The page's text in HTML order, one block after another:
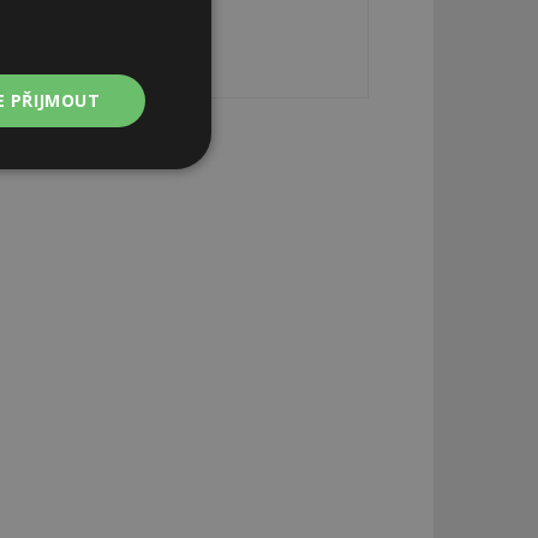
PŘIJMOUT
Nezařazené
správa účtu.
informoval
do